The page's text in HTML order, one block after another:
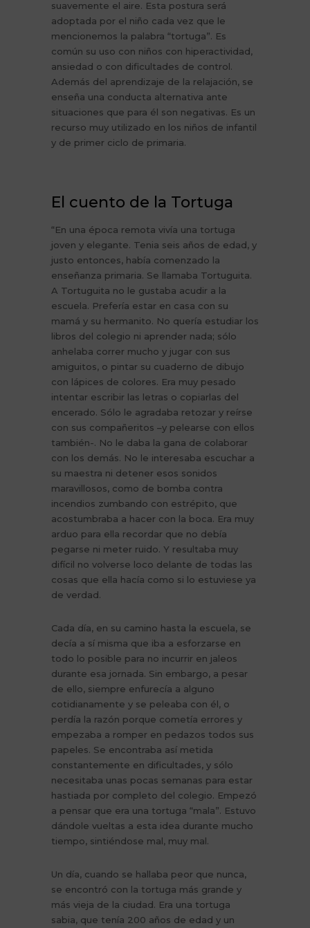
suavemente el aire. Esta postura será
adoptada por el niño cada vez que le
mencionemos la palabra “tortuga”. Es
común su uso con niños con hiperactividad,
ansiedad o con dificultades de control.
Además del aprendizaje de la relajación, se
enseña una conducta alternativa ante
situaciones que para él son negativas. Es un
recurso muy utilizado en los niños de infantil
y de primer ciclo de primaria.
El cuento de la Tortuga
“En una época remota vivía una tortuga
joven y elegante. Tenia seis años de edad, y
justo entonces, había comenzado la
enseñanza primaria. Se llamaba Tortuguita.
A Tortuguita no le gustaba acudir a la
escuela. Prefería estar en casa con su
mamá y su hermanito. No quería estudiar los
libros del colegio ni aprender nada; sólo
anhelaba correr mucho y jugar con sus
amiguitos, o pintar su cuaderno de dibujo
con lápices de colores. Era muy pesado
intentar escribir las letras o copiarlas del
encerado. Sólo le agradaba retozar y reírse
con sus compañeritos –y pelearse con ellos
también-. No le daba la gana de colaborar
con los demás. No le interesaba escuchar a
su maestra ni detener esos sonidos
maravillosos, como de bomba contra
incendios zumbando con estrépito, que
acostumbraba a hacer con la boca. Era muy
arduo para ella recordar que no debía
pegarse ni meter ruido. Y resultaba muy
difícil no volverse loco delante de todas las
cosas que ella hacía como si lo estuviese ya
de verdad.
Cada día, en su camino hasta la escuela, se
decía a sí misma que iba a esforzarse en
todo lo posible para no incurrir en jaleos
durante esa jornada. Sin embargo, a pesar
de ello, siempre enfurecía a alguno
cotidianamente y se peleaba con él, o
perdía la razón porque cometía errores y
empezaba a romper en pedazos todos sus
papeles. Se encontraba así metida
constantemente en dificultades, y sólo
necesitaba unas pocas semanas para estar
hastiada por completo del colegio. Empezó
a pensar que era una tortuga “mala”. Estuvo
dándole vueltas a esta idea durante mucho
tiempo, sintiéndose mal, muy mal.
Un día, cuando se hallaba peor que nunca,
se encontró con la tortuga más grande y
más vieja de la ciudad. Era una tortuga
sabia, que tenía 200 años de edad y un